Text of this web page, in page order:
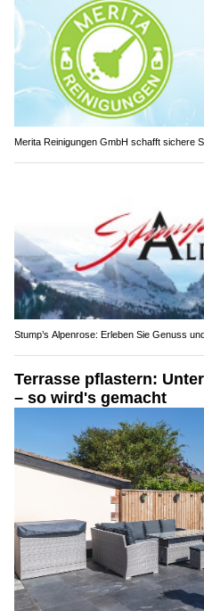
Merita Reinigungen GmbH schafft sichere
Stump’s Alpenrose: Erleben Sie Genuss
Terrasse pflastern:
– so wird's gemacht